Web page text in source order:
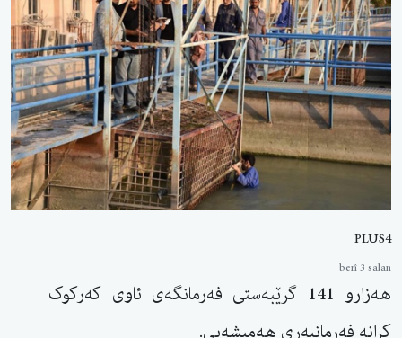
PLUS4
berî 3 salan
هەزارو 141 گرێبەستی فەرمانگەی ئاوی کەرکوک
کرانە فەرمانبەری هەمیشەیی.